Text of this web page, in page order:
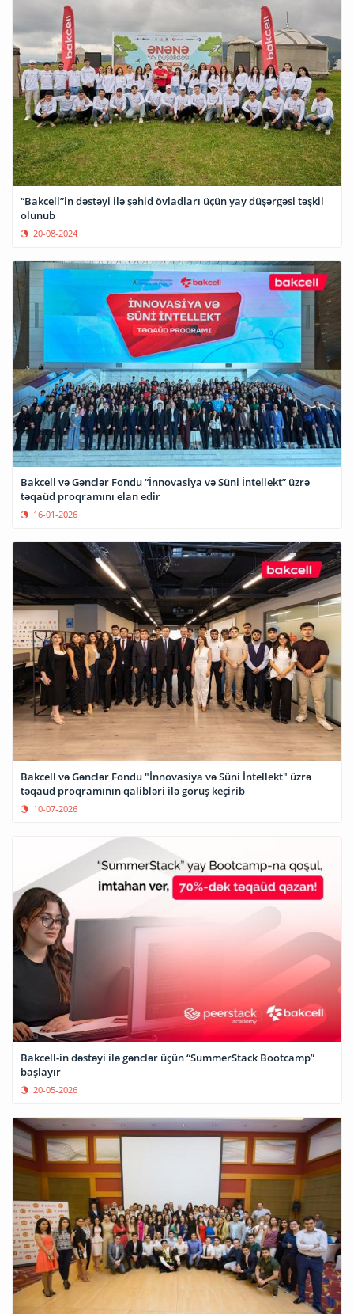
“Bakcell”in dəstəyi ilə şəhid övladları üçün yay düşərgəsi təşkil
olunub
20-08-2024
Bakcell və Gənclər Fondu “İnnovasiya və Süni İntellekt” üzrə
təqaüd proqramını elan edir
16-01-2026
Bakcell və Gənclər Fondu "İnnovasiya və Süni İntellekt" üzrə
təqaüd proqramının qalibləri ilə görüş keçirib
10-07-2026
Bakcell-in dəstəyi ilə gənclər üçün “SummerStack Bootcamp”
başlayır
20-05-2026